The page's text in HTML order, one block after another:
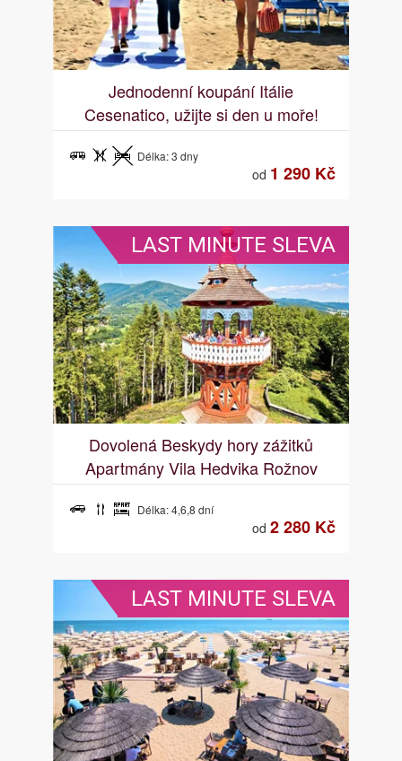
Jednodenní koupání Itálie
Cesenatico, užijte si den u moře!
Délka: 3 dny
od 1 290 Kč
LAST MINUTE SLEVA
Dovolená Beskydy hory zážitků
Apartmány Vila Hedvika Rožnov
Délka: 4,6,8 dní
od 2 280 Kč
LAST MINUTE SLEVA